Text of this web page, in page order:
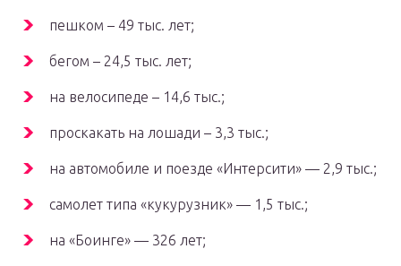
пешком – 49 тыс. лет;
бегом – 24,5 тыс. лет;
на велосипеде – 14,6 тыс.;
проскакать на лошади – 3,3 тыс.;
на автомобиле и поезде «Интерсити» — 2,9 тыс.;
самолет типа «кукурузник» — 1,5 тыс.;
на «Боинге» — 326 лет;